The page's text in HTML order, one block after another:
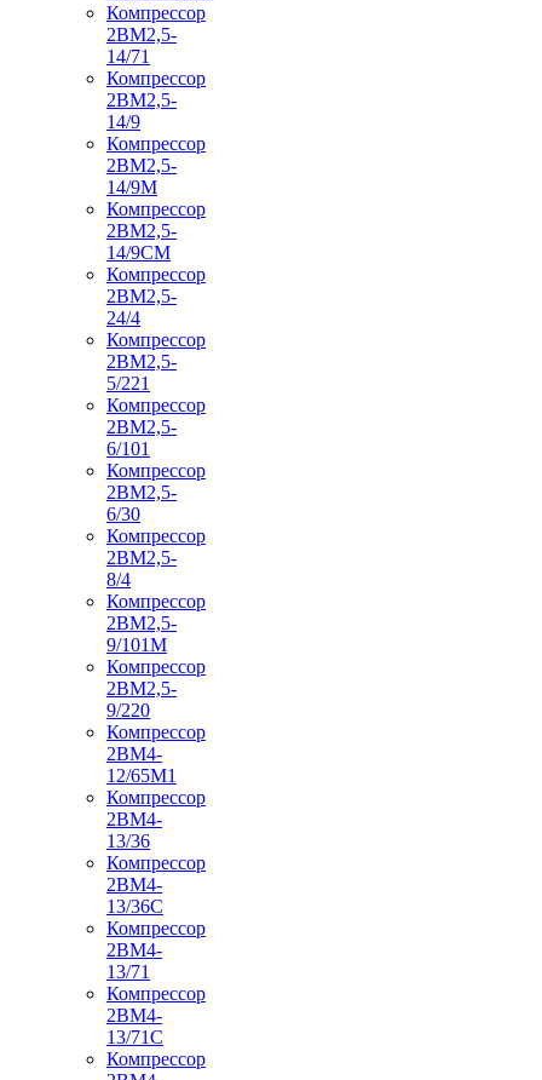
Компрессор
2ВМ2,5-
14/71
Компрессор
2ВМ2,5-
14/9
Компрессор
2ВМ2,5-
14/9М
Компрессор
2ВМ2,5-
14/9СМ
Компрессор
2ВМ2,5-
24/4
Компрессор
2ВМ2,5-
5/221
Компрессор
2ВМ2,5-
6/101
Компрессор
2ВМ2,5-
6/30
Компрессор
2ВМ2,5-
8/4
Компрессор
2ВМ2,5-
9/101М
Компрессор
2ВМ2,5-
9/220
Компрессор
2ВМ4-
12/65М1
Компрессор
2ВМ4-
13/36
Компрессор
2ВМ4-
13/36С
Компрессор
2ВМ4-
13/71
Компрессор
2ВМ4-
13/71С
Компрессор